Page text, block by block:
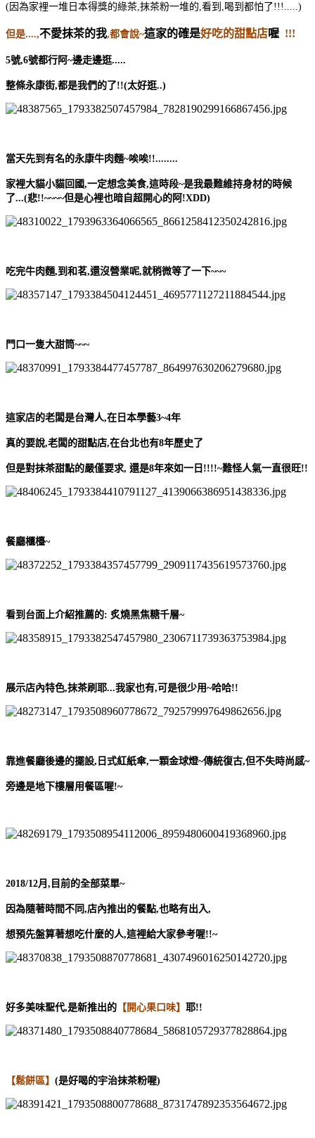
(因為家裡一堆日本得獎的綠茶,抹茶粉一堆的,看到,喝到都怕了!!!.....)
但是....,不愛抹茶的我,都會說~這家的確是好吃的甜點店喔 !!!
5號,6號都行阿~邊走邊逛.....
整條永康街,都是我們的了!!(太好逛..)
當天先到有名的永康牛肉麵~唉唉!!........
家裡大貓小貓回國,一定想念美食,這時段~是我最難維持身材的時候
了...(悲!!~~~~但是心裡也暗自超開心的阿!XDD)
吃完牛肉麵,到和茗,還沒營業呢,就稍微等了一下~~~
門口一隻大甜筒~~~
這家店的老闆是台灣人,在日本學藝3~4年
真的要說,老闆的甜點店,在台北也有8年歷史了
但是對抹茶甜點的嚴僅要求, 還是8年來如一日!!!!~難怪人氣一直很旺!!
餐廳櫃檯~
看到台面上介紹推薦的: 炙燒黑焦糖千層~
展示店內特色,抹茶刷耶...我家也有,可是很少用~哈哈!!
靠進餐廳後邊的擺設,日式紅紙傘,一顆金球燈~傳統復古,但不失時尚感~
旁邊是地下樓層用餐區喔!~
2018/12月,目前的全部菜單~
因為隨著時間不同,店內推出的餐點,也略有出入,
想預先盤算著想吃什麼的人,這裡給大家參考喔!!~
好多美味聖代,是新推出的 【開心果口味】 耶!!
【鬆餅區】 (是好喝的宇治抹茶粉喔)